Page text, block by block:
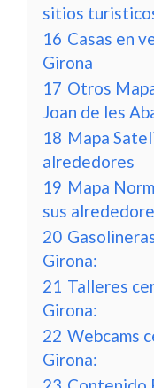
sitios
16 Casas en
Girona
17 Otros
Joan de les
18 Mapa
alrededores
19 Mapa
sus
20
Girona:
21 Talleres
Girona:
22 Webcams
Girona: